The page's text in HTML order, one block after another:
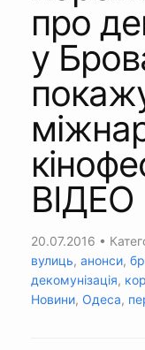
про
у
ВІДЕО
20.07.2016 •
вулиць, анонси,
декомунізація,
Новини, Одеса,